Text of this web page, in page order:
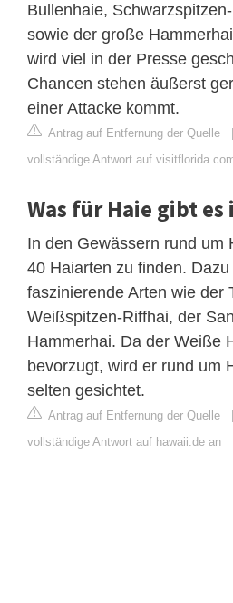
Bullenhaie,
sowie der große
wird viel in der Presse
Chancen stehen äußerst
einer Attacke kommt.
Antrag auf Entfernung der Quelle
vollständige Antwort auf
Was für Haie gibt es
In den Gewässern rund um
40 Haiarten zu finden.
faszinierende Arten wie der
Weißspitzen-Riffhai, der
Hammerhai. Da der Weiße
bevorzugt, wird er rund um
selten gesichtet.
Antrag auf Entfernung der Quelle
vollständige Antwort auf hawaii.de an